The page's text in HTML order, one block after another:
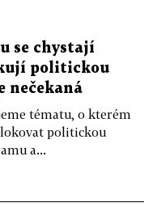
se chystají
politickou
nečekaná
tématu, o kterém
politickou
a...